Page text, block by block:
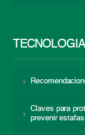
TECNOLOGÍA
Claves para
prevenir estafas